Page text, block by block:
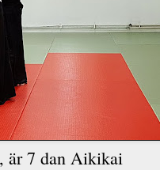
är 7 dan Aikikai